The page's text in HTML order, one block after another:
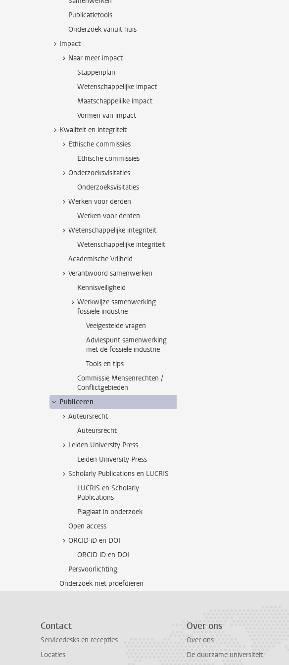
Publicatietools
Onderzoek vanuit huis
Impact
Naar meer impact
Stappenplan
Wetenschappelijke impact
Maatschappelijke impact
Vormen van impact
Kwaliteit en integriteit
Ethische commissies
Ethische commissies
Onderzoeksvisitaties
Onderzoeksvisitaties
Werken voor derden
Werken voor derden
Wetenschappelijke integriteit
Wetenschappelijke integriteit
Academische Vrijheid
Verantwoord samenwerken
Kennisveiligheid
Werkwijze samenwerking
fossiele industrie
Veelgestelde vragen
Adviespunt samenwerking
met de fossiele industrie
Tools en tips
Commissie Mensenrechten /
Conflictgebieden
Publiceren
Auteursrecht
Auteursrecht
Leiden University Press
Leiden University Press
Scholarly Publications en LUCRIS
LUCRIS en Scholarly
Publications
Plagiaat in onderzoek
Open access
ORCID iD en DOI
ORCID iD en DOI
Persvoorlichting
Onderzoek met proefdieren
Contact
Servicedesks en recepties
Locaties
Over ons
Over ons
De duurzame universiteit